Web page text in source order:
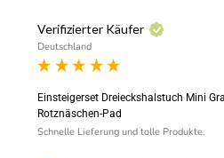
Verifizierter Käufer
Deutschland
Einsteigerset Dreieckshalstuch Mini
Rotznäschen-Pad
Schnelle Lieferung und tolle Produkte.